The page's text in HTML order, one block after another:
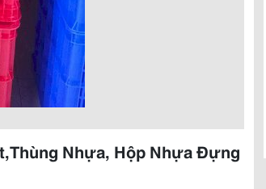
Nhựa, Hộp Nhựa Đựng